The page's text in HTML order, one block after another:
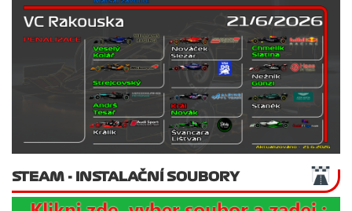
STEAM - INSTALAČNÍ SOUBORY